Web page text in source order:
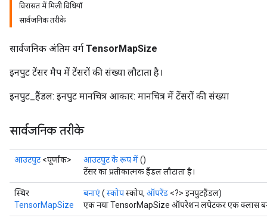
विरासत में मिली विधियाँ
सार्वजनिक तरीके
सार्वजनिक अंतिम वर्ग TensorMapSize
इनपुट टेंसर मैप में टेंसरों की संख्या लौटाता है।
इनपुट_हैंडल: इनपुट मानचित्र आकार: मानचित्र में टेंसरों की संख्या
सार्वजनिक तरीके
आउटपुट <पूर्णांक> आउटपुट के रूप में()
टेंसर का प्रतीकात्मक हैंडल लौटाता है।
स्थिर
TensorMapSize
बनाएं( स्कोपस्कोप, ऑपरेंड <?> इनपुटहैंडल)
एक नया TensorMapSize ऑपरेशन लपेटकर एक क्लास